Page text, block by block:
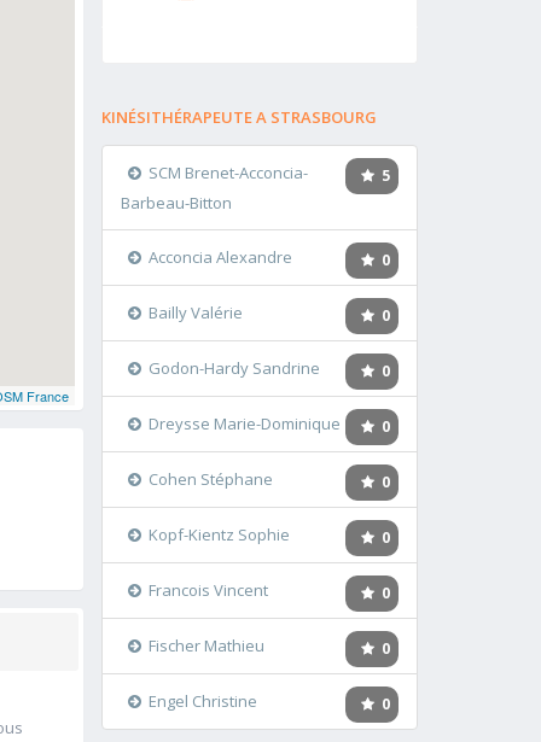
France
KINÉSITHÉRAPEUTE A STRASBOURG
5
SCM Brenet-Acconcia-
Barbeau-Bitton
0
Acconcia Alexandre
0
Bailly Valérie
0
Godon-Hardy Sandrine
0
Dreysse Marie-Dominique
0
Cohen Stéphane
0
Kopf-Kientz Sophie
0
Francois Vincent
0
Fischer Mathieu
0
Engel Christine